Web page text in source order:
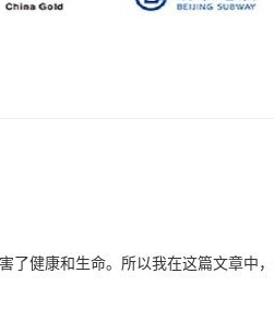
了健康和生命。所以我在这篇文章中